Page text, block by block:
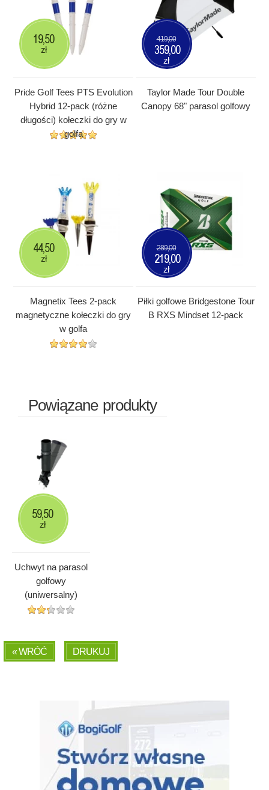
Pride Golf Tees PTS Evolution
Hybrid 12-pack (różne
długości) kołeczki do gry w
golfa
19,50
zł
Taylor Made Tour Double
Canopy 68" parasol golfowy
419,00
359,00
zł
Magnetix Tees 2-pack
magnetyczne kołeczki do gry
w golfa
44,50
zł
Piłki golfowe Bridgestone Tour
B RXS Mindset 12-pack
289,00
219,00
zł
Powiązane produkty
Uchwyt na parasol
golfowy
(uniwersalny)
59,50
zł
« WRÓĆ DRUKUJ